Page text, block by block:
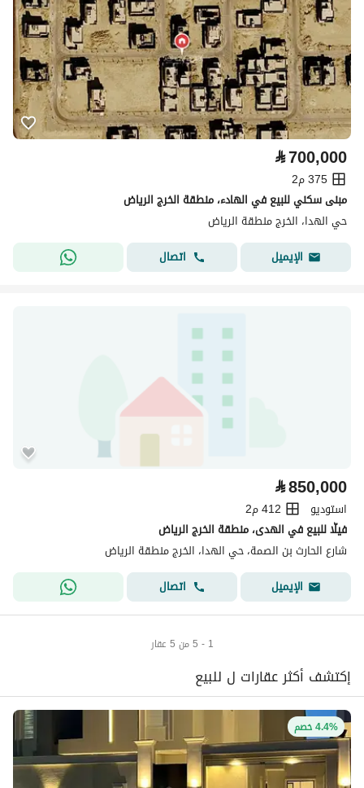
⃁700,000
375 م2
مبنى سكني للبيع في الهادء، منطقة الخرج الرياض
حي الهدا، الخرج منطقة الرياض
الإيميل
اتصال
⃁850,000
استوديو
412 م2
فيلّا للبيع في الهدى، منطقة الخرج الرياض
شارع الحارث بن الصمة، حي الهدا، الخرج منطقة الرياض
الإيميل
اتصال
1 - 5 من 5 عقار
إكتشف أكثر عقارات ل للبيع
4.4% خصم